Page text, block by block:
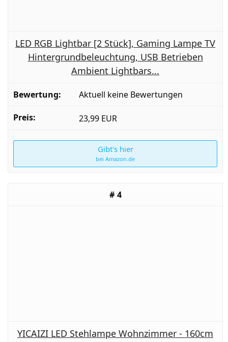
LED RGB Lightbar [2 Stück], Gaming Lampe TV
Hintergrundbeleuchtung, USB Betrieben
Ambient Lightbars...
Aktuell keine Bewertungen
23,99 EUR
Gibt's hier
bei Amazon.de
4
YICAIZI LED Stehlampe Wohnzimmer - 160cm